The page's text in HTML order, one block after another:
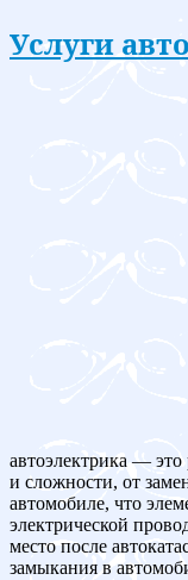
Услуги
автоэлектрика — это
и сложности, от
автомобиле, что
электрической
место после
замыкания в